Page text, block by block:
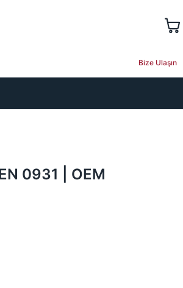
Bize Ulaşın
0931 | OEM